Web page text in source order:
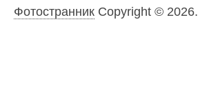
ФотостранникCopyright © 2026.